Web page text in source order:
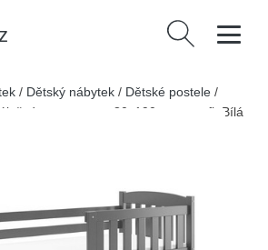
Vyhledávání
/ Dětský nábytek / Dětské postele /
prostorem 80x190 cm - grafit Bílá